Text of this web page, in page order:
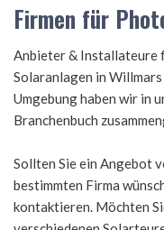
Firmen für
Anbieter & Installateure
Solaranlagen in Willmars
Umgebung haben wir in
Branchenbuch
Sollten Sie ein Angebot
bestimmten Firma
kontaktieren. Möchten